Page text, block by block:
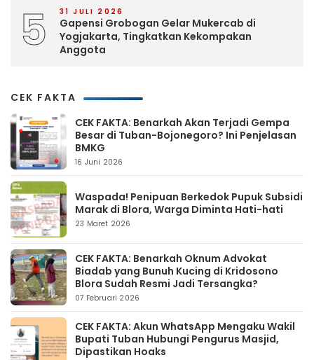
5 31 JULI 2026
Gapensi Grobogan Gelar Mukercab di
Yogjakarta, Tingkatkan Kekompakan
Anggota
CEK FAKTA
CEK FAKTA: Benarkah Akan Terjadi Gempa
Besar di Tuban-Bojonegoro? Ini Penjelasan
BMKG
16 Juni 2026
Waspada! Penipuan Berkedok Pupuk Subsidi
Marak di Blora, Warga Diminta Hati-hati
23 Maret 2026
CEK FAKTA: Benarkah Oknum Advokat
Biadab yang Bunuh Kucing di Kridosono
Blora Sudah Resmi Jadi Tersangka?
07 Februari 2026
CEK FAKTA: Akun WhatsApp Mengaku Wakil
Bupati Tuban Hubungi Pengurus Masjid,
Dipastikan Hoaks